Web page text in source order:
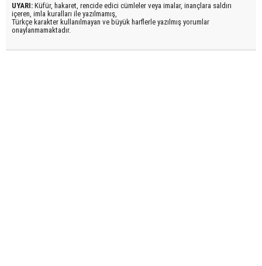
UYARI: Küfür, hakaret, rencide edici cümleler veya imalar, inançlara saldırı
içeren, imla kuralları ile yazılmamış,
Türkçe karakter kullanılmayan ve büyük harflerle yazılmış yorumlar
onaylanmamaktadır.